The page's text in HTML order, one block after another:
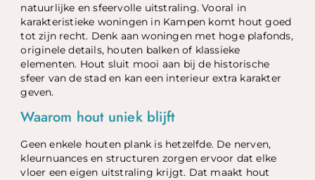
natuurlijke en sfeervolle uitstraling. Vooral in
karakteristieke woningen in Kampen komt hout goed
tot zijn recht. Denk aan woningen met hoge plafonds,
originele details, houten balken of klassieke
elementen. Hout sluit mooi aan bij de historische
sfeer van de stad en kan een interieur extra karakter
geven.
Waarom hout uniek blijft
Geen enkele houten plank is hetzelfde. De nerven,
kleurnuances en structuren zorgen ervoor dat elke
vloer een eigen uitstraling krijgt. Dat maakt hout